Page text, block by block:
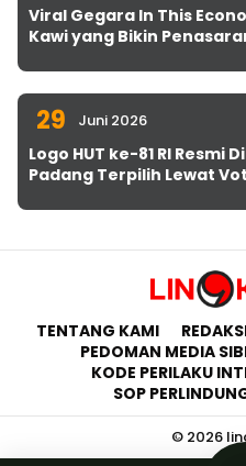
Viral Gegara In This
Kawi yang Bikin
29 Juni 2026
Logo HUT ke-81 RI
Padang Terpilih Lewat
TENTANG KAMI
PEDOMAN MEDIA
KODE PERILAKU
SOP
© 2026